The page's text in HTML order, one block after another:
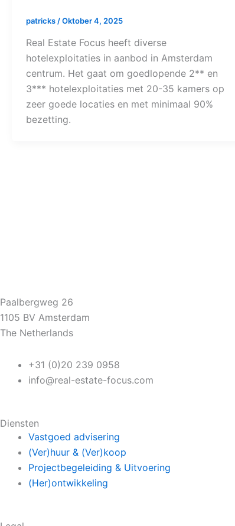
patricks /Oktober 4, 2025
Real Estate Focus heeft diverse
hotelexploitaties in aanbod in Amsterdam
centrum. Het gaat om goedlopende 2** en
3*** hotelexploitaties met 20-35 kamers op
zeer goede locaties en met minimaal 90%
bezetting.
Paalbergweg 26
1105 BV Amsterdam
The Netherlands
+31 (0)20 239 0958
info@real-estate-focus.com
Diensten
Vastgoed advisering
(Ver)huur & (Ver)koop
Projectbegeleiding & Uitvoering
(Her)ontwikkeling